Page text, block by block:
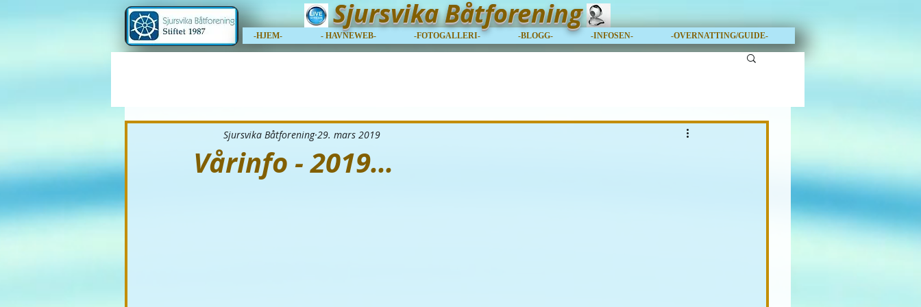
-HJEM- - HAVNEWEB- -FOTOGALLERI- -BLOGG- -INFOSEN- -OVERNATTING/GUIDE-
Vårinfo - 2019...
Sjursvika Båtforening 29. mars 2019
Sjursvika Båtforening